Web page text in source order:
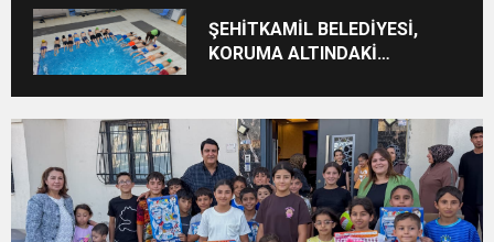
ŞEHİTKAMİL BELEDİYESİ,
KORUMA ALTINDAKİ
BULUŞTURUYOR